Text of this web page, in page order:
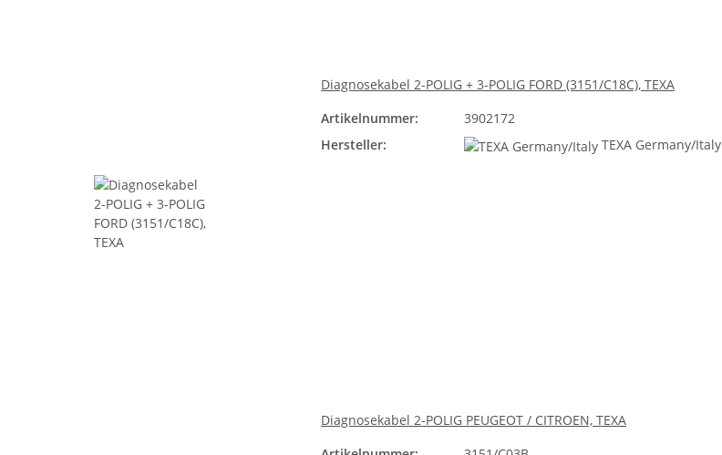
Diagnosekabel 2-POLIG + 3-POLIG FORD (3151/C18C), TEXA
Artikelnummer:
3902172
Hersteller:
TEXA Germany/Italy
Diagnosekabel 2-POLIG PEUGEOT / CITROEN, TEXA